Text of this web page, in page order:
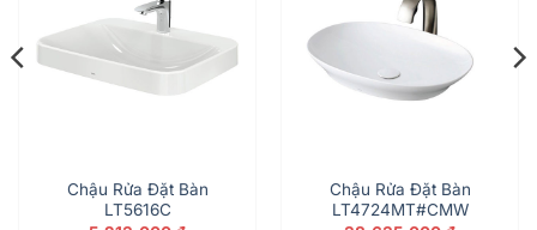
Chậu Rửa Đặt Bàn
LT5616C
Chậu Rửa Đặt Bàn
LT4724MT#CMW